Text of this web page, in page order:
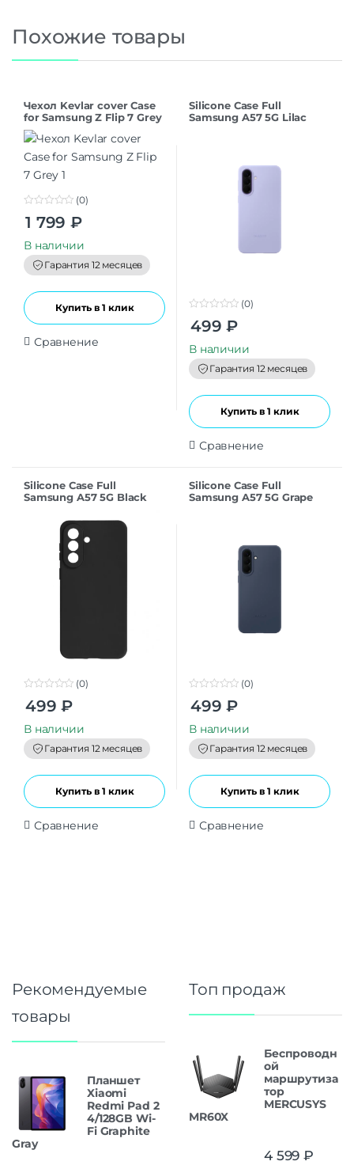
Похожие товары
Чехол Kevlar cover Case
for Samsung Z Flip 7 Grey
t
o
f
5
(0)
1 799 ₽
В наличии
Гарантия 12 месяцев
Купить в 1 клик
Сравнение
Silicone Case Full
Samsung A57 5G Lilac
o
t
o
f
5
(0)
499 ₽
В наличии
Гарантия 12 месяцев
Купить в 1 клик
Сравнение
Silicone Case Full
Samsung A57 5G Black
o
t
o
f
5
(0)
499 ₽
В наличии
Гарантия 12 месяцев
Купить в 1 клик
Сравнение
Silicone Case Full
Samsung A57 5G Grape
o
t
o
f
5
(0)
499 ₽
В наличии
Гарантия 12 месяцев
Купить в 1 клик
Сравнение
Рекомендуемые
товары
Планшет
Xiaomi
Redmi Pad 2
4/128GB Wi-
Fi Graphite
Gray
Топ продаж
Беспроводн
ой
маршрутиза
тор
MERCUSYS
MR60X
4 599 ₽